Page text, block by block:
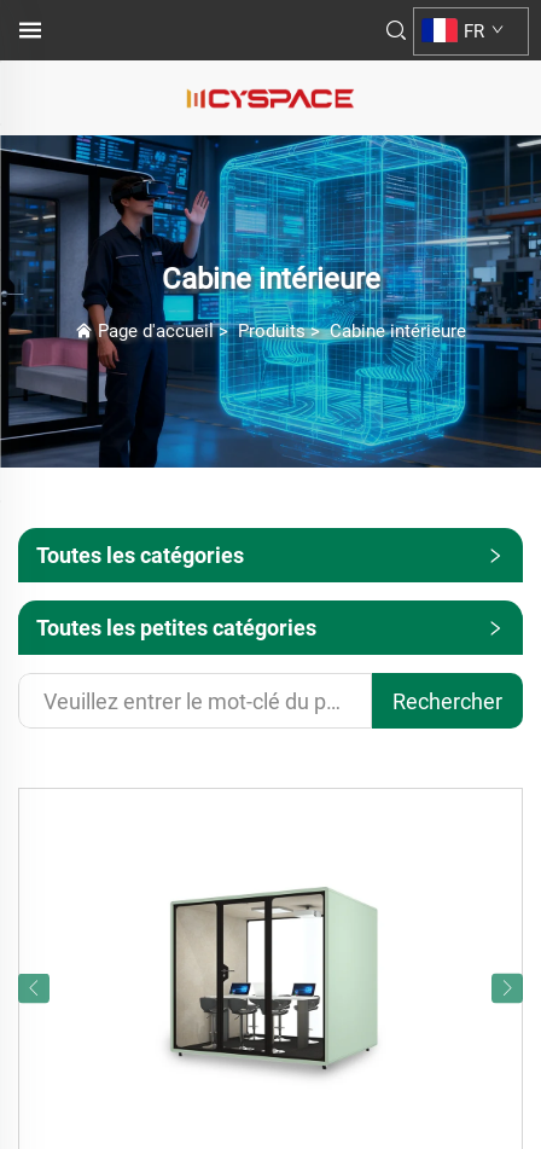
FR
Cabine intérieure
Page d'accueil>Produits>Cabine intérieure
Toutes les catégories
Toutes les petites catégories
Rechercher